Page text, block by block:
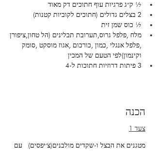
½ ק״ג פרגיות עוף חתוכים דק מאוד
2 בצלים גדולים (חתוכים לקוביות קטנות)
½ כוס שמן זית
מלח ,פלפל גרוס,תערובת תבלינים (הל טחון,ציפורן
,פלפל אנגלי ,כמון ,כורכום ,אגוז מוסקט ,סומק
וקינמון)לפי הטעם של המכין
3 פיתות דרוזיות חתוכות ל-4
הכנה
צעד 1
מטגנים את הבצל ו-שקדים מולבנים(צ׳יפסים)  עם